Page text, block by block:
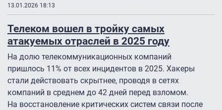
13.01.2026 18:13
Телеком вошел в тройку самых
атакуемых отраслей в 2025 году
На долю телекоммуникационных компаний
пришлось 11% от всех инцидентов в 2025. Хакеры
стали действовать скрытнее, проводя в сетях
компаний в среднем до 42 дней перед взломом.
На восстановление критических систем связи после